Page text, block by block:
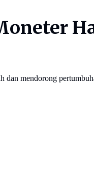
mendorong